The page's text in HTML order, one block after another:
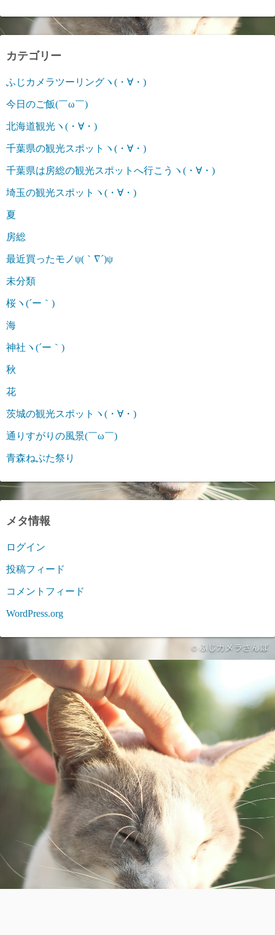
カテゴリー
ふじカメラツーリングヽ(・∀・)
今日のご飯(￣ω￣)
北海道観光ヽ(・∀・)
千葉県の観光スポットヽ(・∀・)
千葉県は房総の観光スポットへ行こうヽ(・∀・)
埼玉の観光スポットヽ(・∀・)
夏
房総
最近買ったモノψ(｀∇´)ψ
未分類
桜ヽ(´ー｀)
海
神社ヽ(´ー｀)
秋
花
茨城の観光スポットヽ(・∀・)
通りすがりの風景(￣ω￣)
青森ねぶた祭り
メタ情報
ログイン
投稿フィード
コメントフィード
WordPress.org